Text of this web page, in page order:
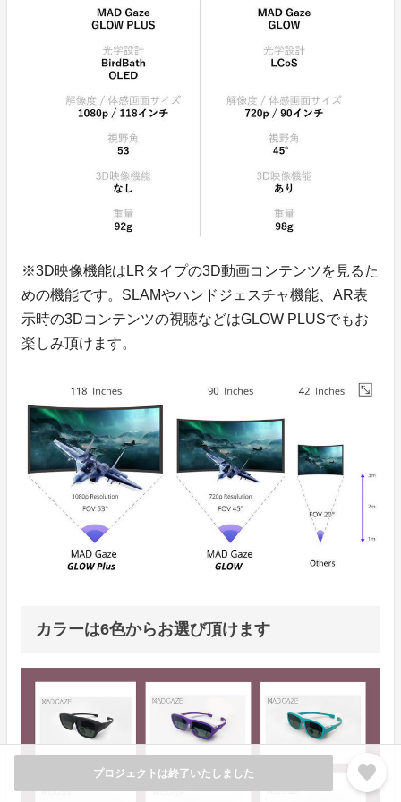
プロジェクトは終了いたしました favorite
※3D映像機能はLRタイプの3D動画コンテンツを見るた
めの機能です。SLAMやハンドジェスチャ機能、AR表
示時の3Dコンテンツの視聴などはGLOW PLUSでもお
楽しみ頂けます。
カラーは6色からお選び頂けます